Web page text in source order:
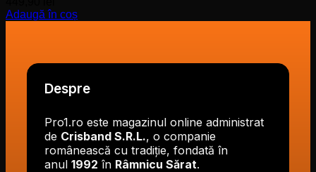
Adaugă în coș
Despre
Pro1.ro este magazinul online administrat
de Crisband S.R.L., o companie
românească cu tradiție, fondată în
anul 1992 în Râmnicu Sărat.